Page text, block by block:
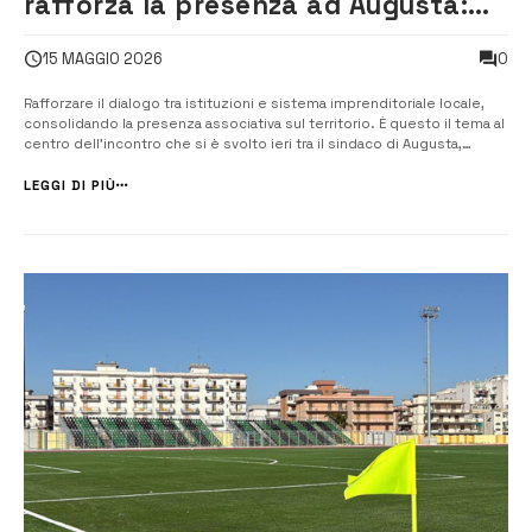
comunale
15 MAGGIO 2026 0
Rafforzare il dialogo tra istituzioni e sistema imprenditoriale locale,
consolidando la presenza associativa sul territorio. È questo il tema al
centro dell’incontro che si è svolto ieri tra il sindaco di Augusta,
presenza del vicesindaco Biagio Tribulato, della dirigenza prov...
LEGGI DI PIÙ